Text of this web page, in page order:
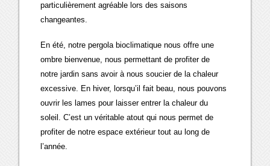
particulièrement agréable lors des saisons
changeantes.
En été, notre pergola bioclimatique nous offre une
ombre bienvenue, nous permettant de profiter de
notre jardin sans avoir à nous soucier de la chaleur
excessive. En hiver, lorsqu’il fait beau, nous pouvons
ouvrir les lames pour laisser entrer la chaleur du
soleil. C’est un véritable atout qui nous permet de
profiter de notre espace extérieur tout au long de
l’année.